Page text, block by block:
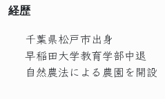
経歴
千葉県松戸市出身
早稲田大学教育学部中退
自然農法による農園を開設